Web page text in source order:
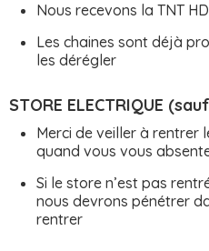
Nous recevons la TNT HD
Les chaines sont déjà
les dérégler
STORE ELECTRIQUE
Merci de veiller à rentrer
quand vous vous
Si le store n’est pas
nous devrons pénétrer
rentrer